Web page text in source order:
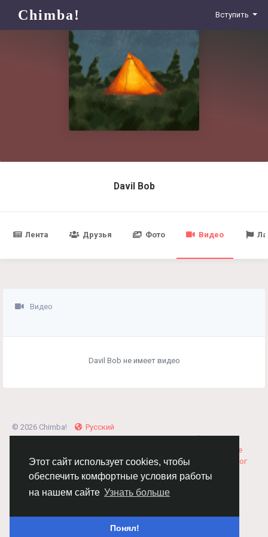
Этот сайт использует cookies, чтобы
обеспечить комфортные условия работы
на нашем сайте Узнать больше
Понял!
Chimba! Вступить
Davil Bob
Лента Друзья Фото Видео
Видео
Davil Bob не имеет видео
© 2026 Chimba!
Русский
Правила размещения и покупки товаров
Как добавить
Соглашение
Политика Конфиденциальности
Свяжитесь с нами Каталог